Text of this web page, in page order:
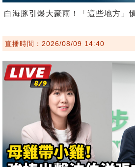
白海豚引爆大豪雨！「這些地方」
直播時間：2026/08/09 14:40